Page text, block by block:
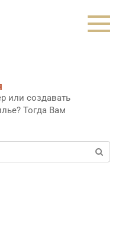
или создавать
Тогда Вам